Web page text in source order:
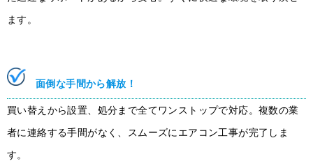
ます。
面倒な手間から解放 ！
買い替えから設置、処分まで全てワンストップで対応。複数の業
者に連絡する手間がなく、スムーズにエアコン工事が完了しま
す。